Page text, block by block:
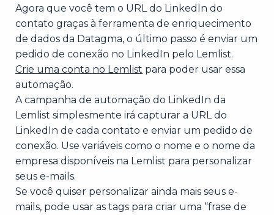
Agora que você tem o URL do LinkedIn do
contato graças à ferramenta de enriquecimento
de dados da Datagma, o último passo é enviar um
pedido de conexão no LinkedIn pelo Lemlist.
Crie uma conta no Lemlist para poder usar essa
automação.
A campanha de automação do LinkedIn da
Lemlist simplesmente irá capturar a URL do
LinkedIn de cada contato e enviar um pedido de
conexão. Use variáveis como o nome e o nome da
empresa disponíveis na Lemlist para personalizar
seus e-mails.
Se você quiser personalizar ainda mais seus e-
mails, pode usar as tags para criar uma “frase de